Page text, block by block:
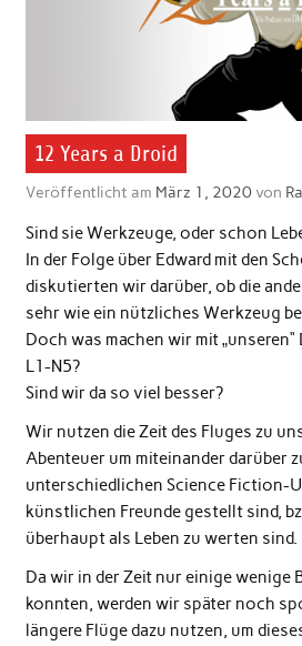
12 Years a Droid
Veröffentlicht am März 1, 2020von
Sind sie Werkzeuge, oder schon
In der Folge über Edward mit den
diskutierten wir darüber, ob die
sehr wie ein nützliches Werkzeug
Doch was machen wir mit
L1-N5?
Sind wir da so viel besser?
Wir nutzen die Zeit des Fluges zu
Abenteuer um miteinander darüber
unterschiedlichen Science Fiction-
künstlichen Freunde gestellt sind,
überhaupt als Leben zu werten sind.
Da wir in der Zeit nur einige wenige
konnten, werden wir später noch
längere Flüge dazu nutzen, um